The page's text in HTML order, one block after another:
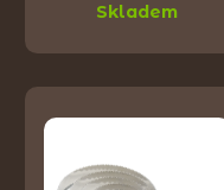
Skladem